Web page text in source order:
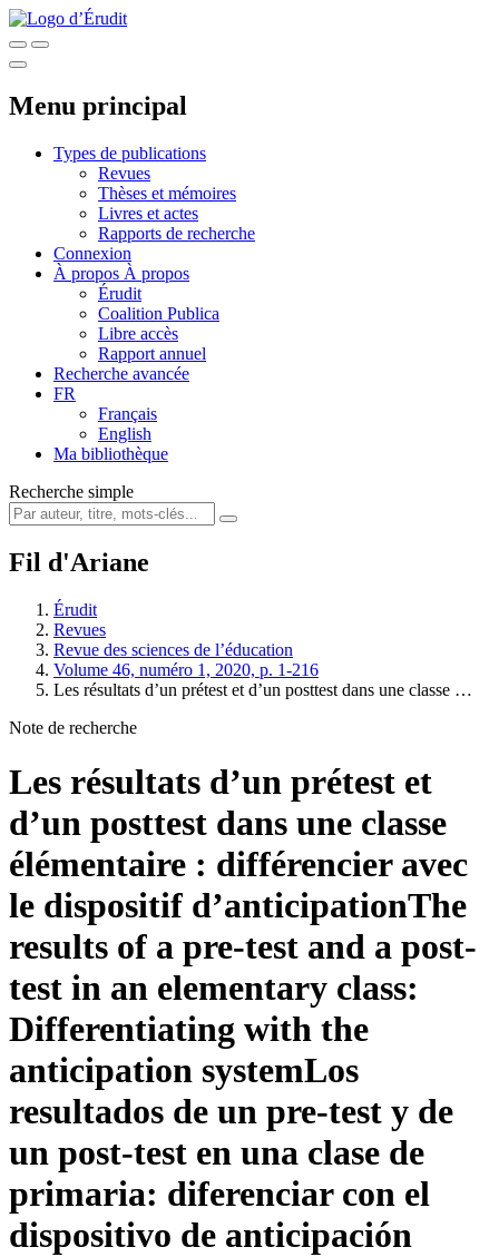
Menu principal
Types de publications
Revues
Thèses et mémoires
Livres et actes
Rapports de recherche
Connexion
À propos À propos
Érudit
Coalition Publica
Libre accès
Rapport annuel
Recherche avancée
FR
Français
English
Ma bibliothèque
Recherche simple
Fil d'Ariane
Érudit
Revues
Revue des sciences de l’éducation
Volume 46, numéro 1, 2020, p. 1-216
Les résultats d’un prétest et d’un posttest dans une classe …
Note de recherche
Les résultats d’un prétest et
d’un posttest dans une classe
élémentaire : différencier avec
le dispositif d’anticipationThe
results of a pre-test and a post-
test in an elementary class:
Differentiating with the
anticipation systemLos
resultados de un pre-test y de
un post-test en una clase de
primaria: diferenciar con el
dispositivo de anticipación